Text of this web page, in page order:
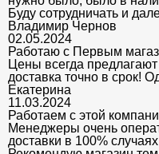
Буду сотрудничать и
Владимир Чернов
02.05.2024
Работаю с Первым
Цены всегда
доставка точно в срок!
Екатерина
11.03.2024
Работаем с этой
Менеджеры очень
доставки в 100%